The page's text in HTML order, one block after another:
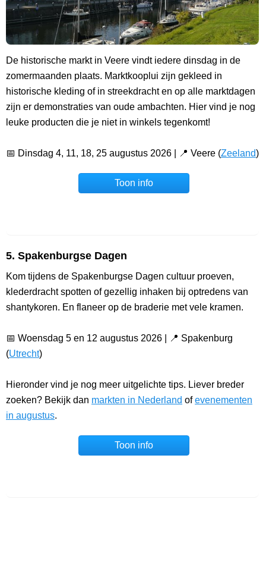
De historische markt in Veere vindt iedere dinsdag in de
zomermaanden plaats. Marktkooplui zijn gekleed in
historische kleding of in streekdracht en op alle marktdagen
zijn er demonstraties van oude ambachten. Hier vind je nog
leuke producten die je niet in winkels tegenkomt!
📅 Dinsdag 4, 11, 18, 25 augustus 2026 | 📍 Veere (Zeeland)
Toon info
5. Spakenburgse Dagen
Kom tijdens de Spakenburgse Dagen cultuur proeven,
klederdracht spotten of gezellig inhaken bij optredens van
shantykoren. En flaneer op de braderie met vele kramen.
📅 Woensdag 5 en 12 augustus 2026 | 📍 Spakenburg
(Utrecht)
Hieronder vind je nog meer uitgelichte tips. Liever breder
zoeken? Bekijk dan markten in Nederland ofevenementen
in augustus.
Toon info